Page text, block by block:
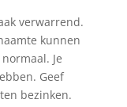
verwarrend.
kunnen
Je
Geef
bezinken.